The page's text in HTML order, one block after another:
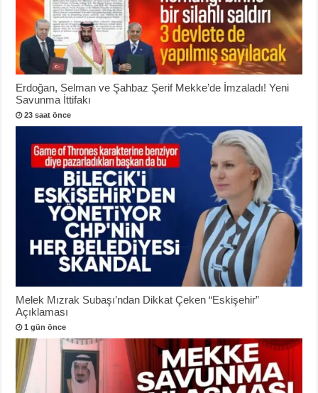
Erdoğan, Selman ve Şahbaz Şerif Mekke’de İmzaladı! Yeni
Savunma İttifakı
23 saat önce
Melek Mızrak Subaşı’ndan Dikkat Çeken “Eskişehir”
Açıklaması
1 gün önce